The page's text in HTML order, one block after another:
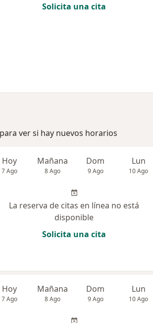
Solicita una cita
ver si hay nuevos horarios
Hoy
7 Ago
Mañana
8 Ago
Dom
9 Ago
Lun
10 Ago
La reserva de citas en línea no está
disponible
Solicita una cita
Hoy
7 Ago
Mañana
8 Ago
Dom
9 Ago
Lun
10 Ago